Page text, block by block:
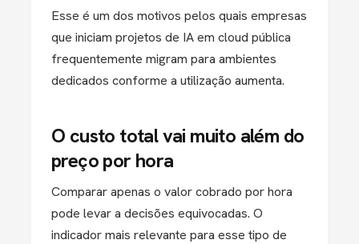
Esse é um dos motivos pelos quais empresas
que iniciam projetos de IA em cloud pública
frequentemente migram para ambientes
dedicados conforme a utilização aumenta.
O custo total vai muito além do
preço por hora
Comparar apenas o valor cobrado por hora
pode levar a decisões equivocadas. O
indicador mais relevante para esse tipo de